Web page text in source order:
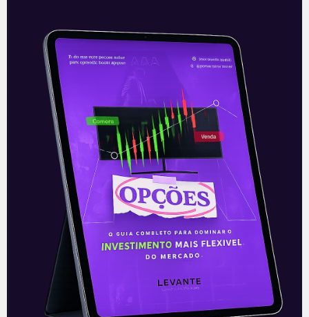
Principais impostos e taxas
nos investimentos
A realização de um investimento é um
processo que abarca diversas variáveis.
Além, é claro, das análises macro e
microeconômicas, que envolvem desde a
situação
Leia mais
20/10/2020